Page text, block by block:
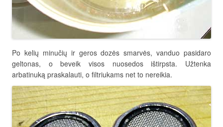
Po kelių minučių ir geros dozės smarvės, vanduo pasidaro
geltonas, o beveik visos nuosedos ištirpsta. Užtenka
arbatinuką praskalauti, o filtriukams net to nereikia.